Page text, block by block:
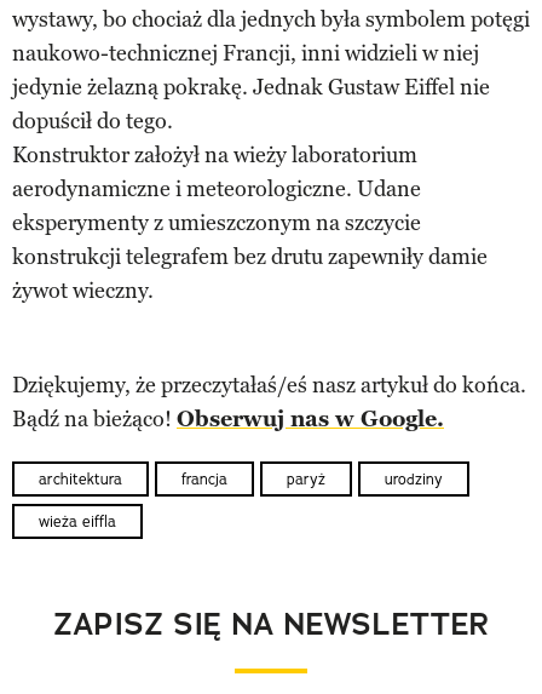
wystawy, bo chociaż dla jednych była symbolem potęgi
naukowo-technicznej Francji, inni widzieli w niej
jedynie żelazną pokrakę. Jednak Gustaw Eiffel nie
dopuścił do tego.
Konstruktor założył na wieży laboratorium
aerodynamiczne i meteorologiczne. Udane
eksperymenty z umieszczonym na szczycie
konstrukcji telegrafem bez drutu zapewniły damie
żywot wieczny.
Dziękujemy, że przeczytałaś/eś nasz artykuł do końca.
Bądź na bieżąco! Obserwuj nas w Google.
architektura francja paryż urodziny
wieża eiffla
ZAPISZ SIĘ NA NEWSLETTER